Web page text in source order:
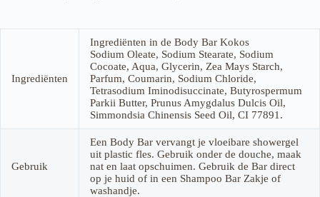
Ingrediënten
Ingrediënten in de Body Bar Kokos
Sodium Oleate, Sodium Stearate, Sodium
Cocoate, Aqua, Glycerin, Zea Mays Starch,
Parfum, Coumarin, Sodium Chloride,
Tetrasodium Iminodisuccinate, Butyrospermum
Parkii Butter, Prunus Amygdalus Dulcis Oil,
Simmondsia Chinensis Seed Oil, CI 77891.
Gebruik
Een Body Bar vervangt je vloeibare showergel
uit plastic fles. Gebruik onder de douche, maak
nat en laat opschuimen. Gebruik de Bar direct
op je huid of in een Shampoo Bar Zakje of
washandje.